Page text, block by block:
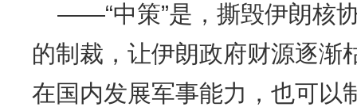
——“中策”是，撕毁伊朗核
的制裁，让伊朗政府财源逐渐
在国内发展军事能力，也可以